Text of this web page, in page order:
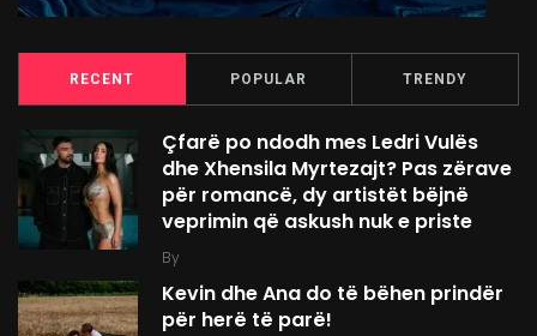
RECENT POPULAR TRENDY
Çfarë po ndodh mes Ledri Vulës
dhe Xhensila Myrtezajt? Pas zërave
për romancë, dy artistët bëjnë
veprimin që askush nuk e priste
By
Kevin dhe Ana do të bëhen prindër
për herë të parë!